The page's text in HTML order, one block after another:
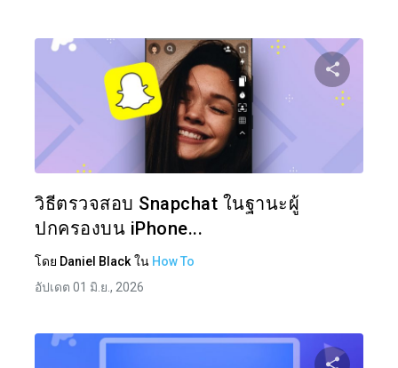
แบ่ง
วิธีตรวจสอบ Snapchat ในฐานะผู้
ปกครองบน iPhone...
โดย Daniel Black ใน How To
อัปเดต 01 มิ.ย., 2026